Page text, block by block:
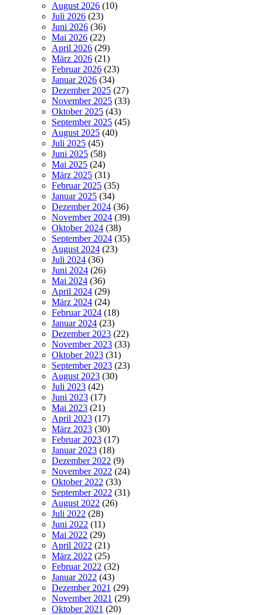
August 2026 (10)
Juli 2026 (23)
Juni 2026 (36)
Mai 2026 (22)
April 2026 (29)
März 2026 (21)
Februar 2026 (23)
Januar 2026 (34)
Dezember 2025 (27)
November 2025 (33)
Oktober 2025 (43)
September 2025 (45)
August 2025 (40)
Juli 2025 (45)
Juni 2025 (58)
Mai 2025 (24)
März 2025 (31)
Februar 2025 (35)
Januar 2025 (34)
Dezember 2024 (36)
November 2024 (39)
Oktober 2024 (38)
September 2024 (35)
August 2024 (23)
Juli 2024 (36)
Juni 2024 (26)
Mai 2024 (36)
April 2024 (29)
März 2024 (24)
Februar 2024 (18)
Januar 2024 (23)
Dezember 2023 (22)
November 2023 (33)
Oktober 2023 (31)
September 2023 (23)
August 2023 (30)
Juli 2023 (42)
Juni 2023 (17)
Mai 2023 (21)
April 2023 (17)
März 2023 (30)
Februar 2023 (17)
Januar 2023 (18)
Dezember 2022 (9)
November 2022 (24)
Oktober 2022 (33)
September 2022 (31)
August 2022 (26)
Juli 2022 (28)
Juni 2022 (11)
Mai 2022 (29)
April 2022 (21)
März 2022 (25)
Februar 2022 (32)
Januar 2022 (43)
Dezember 2021 (29)
November 2021 (29)
Oktober 2021 (20)